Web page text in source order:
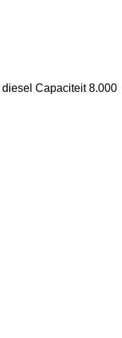
diesel Capaciteit 8.000